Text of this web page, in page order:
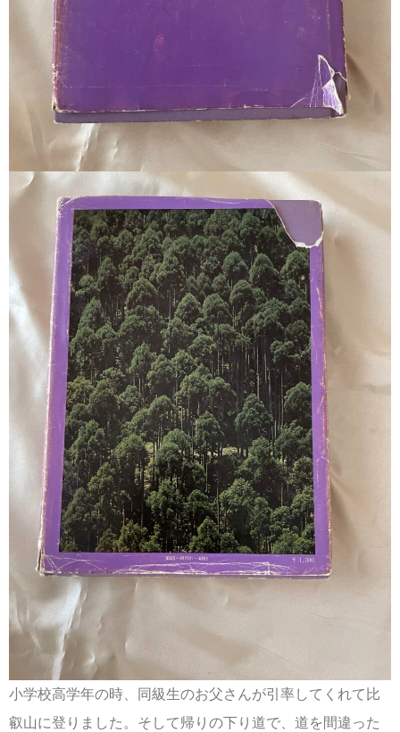
小学校高学年の時、同級生のお父さんが引率してくれて比
叡山に登りました。そして帰りの下り道で、道を間違った